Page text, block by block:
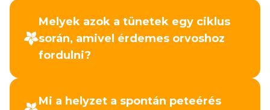
Melyek azok a tünetek egy ciklus
során, amivel érdemes orvoshoz
fordulni?
Mi a helyzet a spontán peteérés